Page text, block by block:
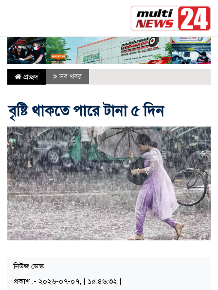
মক্কা প্রতিরক্ষা চুক্তি: মধ্যপ্রাচ্যে কি মার্কিন
প্রচ্ছদ সব খবর
বৃষ্টি থাকতে পারে টানা ৫ দিন
নিউজ ডেস্ক
প্রকাশ :- ২০২৬-০৭-০৭, | ১৫:৪৬:৩২ |